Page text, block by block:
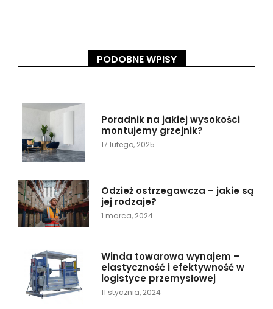
PODOBNE WPISY
Poradnik na jakiej wysokości
montujemy grzejnik?
17 lutego, 2025
Odzież ostrzegawcza – jakie są
jej rodzaje?
1 marca, 2024
Winda towarowa wynajem –
elastyczność i efektywność w
logistyce przemysłowej
11 stycznia, 2024